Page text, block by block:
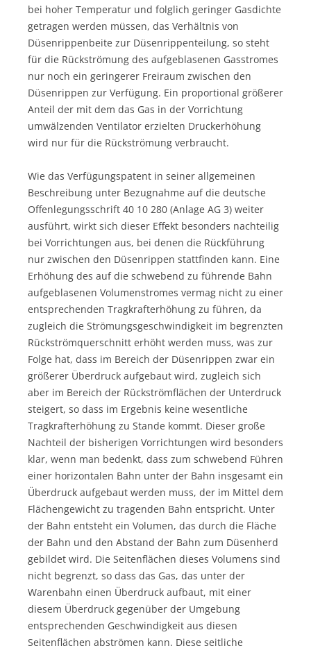
bei hoher Temperatur und folglich geringer Gasdichte
getragen werden müssen, das Verhältnis von
Düsenrippenbeite zur Düsenrippenteilung, so steht
für die Rückströmung des aufgeblasenen Gasstromes
nur noch ein geringerer Freiraum zwischen den
Düsenrippen zur Verfügung. Ein proportional größerer
Anteil der mit dem das Gas in der Vorrichtung
umwälzenden Ventilator erzielten Druckerhöhung
wird nur für die Rückströmung verbraucht.
Wie das Verfügungspatent in seiner allgemeinen
Beschreibung unter Bezugnahme auf die deutsche
Offenlegungsschrift 40 10 280 (Anlage AG 3) weiter
ausführt, wirkt sich dieser Effekt besonders nachteilig
bei Vorrichtungen aus, bei denen die Rückführung
nur zwischen den Düsenrippen stattfinden kann. Eine
Erhöhung des auf die schwebend zu führende Bahn
aufgeblasenen Volumenstromes vermag nicht zu einer
entsprechenden Tragkrafterhöhung zu führen, da
zugleich die Strömungsgeschwindigkeit im begrenzten
Rückströmquerschnitt erhöht werden muss, was zur
Folge hat, dass im Bereich der Düsenrippen zwar ein
größerer Überdruck aufgebaut wird, zugleich sich
aber im Bereich der Rückströmflächen der Unterdruck
steigert, so dass im Ergebnis keine wesentliche
Tragkrafterhöhung zu Stande kommt. Dieser große
Nachteil der bisherigen Vorrichtungen wird besonders
klar, wenn man bedenkt, dass zum schwebend Führen
einer horizontalen Bahn unter der Bahn insgesamt ein
Überdruck aufgebaut werden muss, der im Mittel dem
Flächengewicht zu tragenden Bahn entspricht. Unter
der Bahn entsteht ein Volumen, das durch die Fläche
der Bahn und den Abstand der Bahn zum Düsenherd
gebildet wird. Die Seitenflächen dieses Volumens sind
nicht begrenzt, so dass das Gas, das unter der
Warenbahn einen Überdruck aufbaut, mit einer
diesem Überdruck gegenüber der Umgebung
entsprechenden Geschwindigkeit aus diesen
Seitenflächen abströmen kann. Diese seitliche